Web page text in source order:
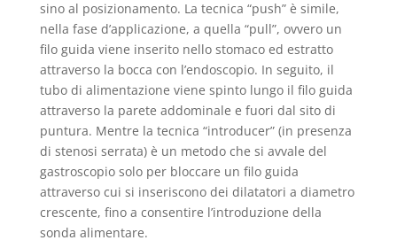
sino al posizionamento. La tecnica “push” è simile,
nella fase d’applicazione, a quella “pull”, ovvero un
filo guida viene inserito nello stomaco ed estratto
attraverso la bocca con l’endoscopio. In seguito, il
tubo di alimentazione viene spinto lungo il filo guida
attraverso la parete addominale e fuori dal sito di
puntura. Mentre la tecnica “introducer” (in presenza
di stenosi serrata) è un metodo che si avvale del
gastroscopio solo per bloccare un filo guida
attraverso cui si inseriscono dei dilatatori a diametro
crescente, fino a consentire l’introduzione della
sonda alimentare.